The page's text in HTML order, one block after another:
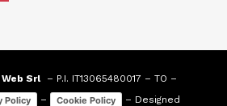
Web Srl– P.I. IT13065480017 – TO –
Policy – Cookie Policy – Designed